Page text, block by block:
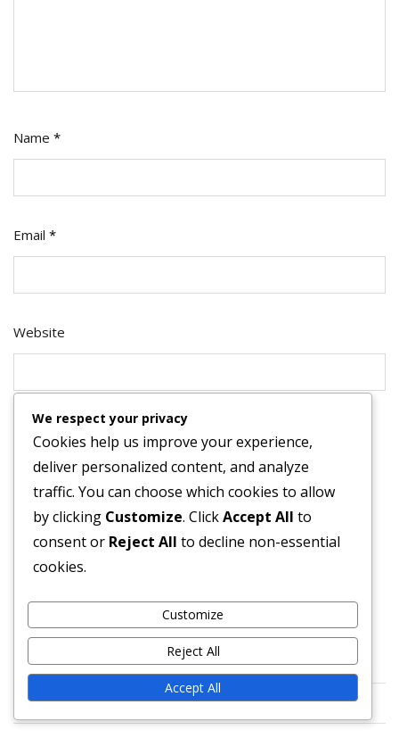
Name *
Email *
Website
Save my name, email, and website in this browser for
the next time I comment.
HIVATKOZÁSOK
Vegye fel velünk a kapcsolatot
Tartalom
We respect your privacy
Cookies help us improve your experience,
deliver personalized content, and analyze
traffic. You can choose which cookies to allow
by clicking Customize. ClickAccept All to
consent or Reject All to decline non-essential
cookies.
Customize
Reject All
Accept All